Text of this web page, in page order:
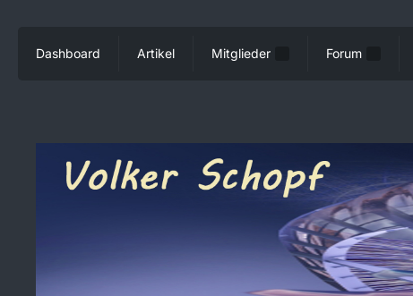
Dashboard Artikel Mitglieder Forum